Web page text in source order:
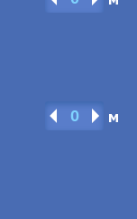
м